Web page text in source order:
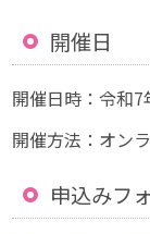
開催日
開催日時：令和
開催方法：オン
申込みフ